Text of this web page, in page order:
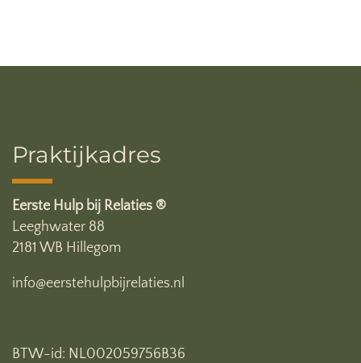
Praktijkadres
Eerste Hulp bij Relaties ®
Leeghwater 88
2181 WB Hillegom
info@eerstehulpbijrelaties.nl
BTW-id: NL002059756B36